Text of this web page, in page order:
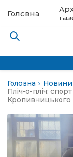
Головна
евакуації
Головна
Новини
Пліч-о-пліч:
Кропивницького